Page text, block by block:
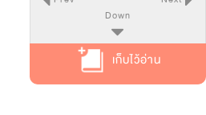
Down
เก็บไว้อ่าน